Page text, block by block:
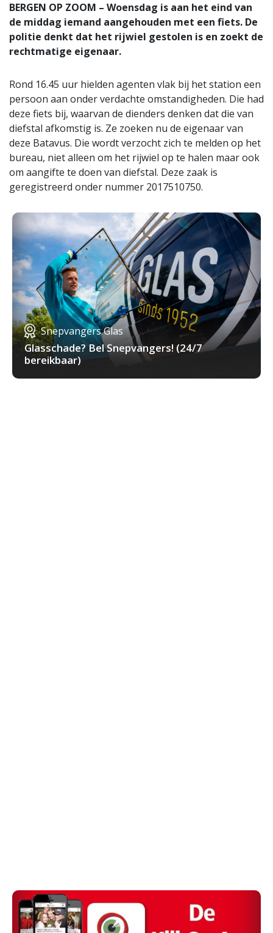
BERGEN OP ZOOM – Woensdag is aan het eind van
de middag iemand aangehouden met een fiets. De
politie denkt dat het rijwiel gestolen is en zoekt de
rechtmatige eigenaar.
Rond 16.45 uur hielden agenten vlak bij het station een
persoon aan onder verdachte omstandigheden. Die had
deze fiets bij, waarvan de dienders denken dat die van
diefstal afkomstig is. Ze zoeken nu de eigenaar van
deze Batavus. Die wordt verzocht zich te melden op het
bureau, niet alleen om het rijwiel op te halen maar ook
om aangifte te doen van diefstal. Deze zaak is
geregistreerd onder nummer 2017510750.
Snepvangers Glas
Glasschade? Bel Snepvangers! (24/7
bereikbaar)